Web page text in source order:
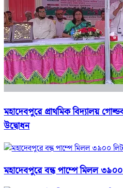
মহাদেবপুরে প্রাথমিক বিদ্যালয়
উদ্বোধন
মহাদেবপুরে বন্ধ পাম্পে মিলল